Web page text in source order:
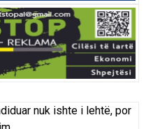
nuk ishte i lehtë, por